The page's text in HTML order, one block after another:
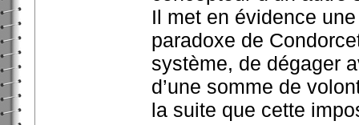
Il met en évidence
paradoxe de
système, de dégager
d’une somme de
la suite que cette